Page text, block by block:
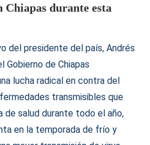
Chiapas durante esta
del presidente del país, Andrés
Gobierno de Chiapas
lucha radical en contra del
transmisibles que
de salud durante todo el año,
en la temporada de frío y